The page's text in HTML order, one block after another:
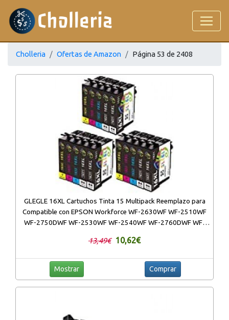
Cholleria Ofertas de Amazon Página 53 de 2408
GLEGLE 16XL Cartuchos Tinta 15 Multipack Reemplazo para
Compatible con EPSON Workforce WF-2630WF WF-2510WF
WF-2750DWF WF-2530WF WF-2540WF WF-2760DWF WF-
13,49€ 10,62€
Mostrar Comprar